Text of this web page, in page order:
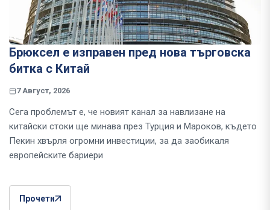
Брюксел е изправен пред нова търговска
битка с Китай
7 Август, 2026
Сега проблемът е, че новият канал за навлизане на
китайски стоки ще минава през Турция и Мароков, където
Пекин хвърля огромни инвестиции, за да заобикаля
европейските бариери
Прочети